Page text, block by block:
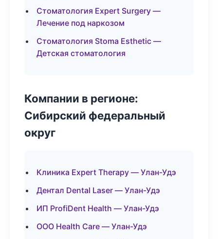
Стоматология Expert Surgery —
Лечение под наркозом
Стоматология Stoma Esthetic —
Детская стоматология
Компании в регионе:
Сибирский федеральный
округ
Клиника Expert Therapy — Улан-Удэ
Дентал Dental Laser — Улан-Удэ
ИП ProfiDent Health — Улан-Удэ
ООО Health Care — Улан-Удэ